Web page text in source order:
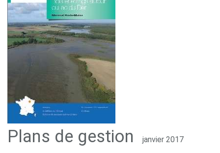
Plans de gestion janvier 2017